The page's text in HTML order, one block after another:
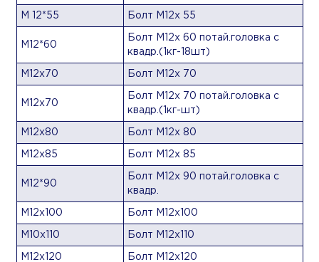
М 12*55 Болт М12х 55
М12*60
Болт М12х 60 потай.головка с
квадр.(1кг-18шт)
М12х70 Болт М12х 70
М12х70
Болт М12х 70 потай.головка с
квадр.(1кг-шт)
М12х80 Болт М12х 80
М12х85 Болт М12х 85
М12*90
Болт М12х 90 потай.головка с
квадр.
М12х100 Болт М12х100
М10х110 Болт М12х110
М12х120 Болт М12х120